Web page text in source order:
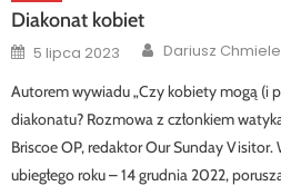
Diakonat kobiet
Posted
on
5 lipca 2023 Author
Dariusz
Autorem wywiadu „Czy kobiety mogą (i
diakonatu? Rozmowa z członkiem
Briscoe OP, redaktor Our Sunday Visitor.
ubiegłego roku – 14 grudnia 2022,